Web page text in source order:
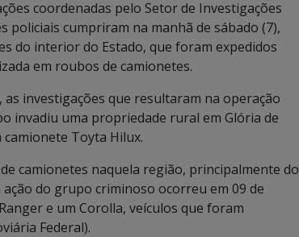
coordenadas pelo Setor de Investigações
policiais cumpriram na manhã de sábado (7),
do interior do Estado, que foram expedidos
em roubos de camionetes.
investigações que resultaram na operação
invadiu uma propriedade rural em Glória de
Toyta Hilux.
camionetes naquela região, principalmente do
do grupo criminoso ocorreu em 09 de
e um Corolla, veículos que foram
Federal).